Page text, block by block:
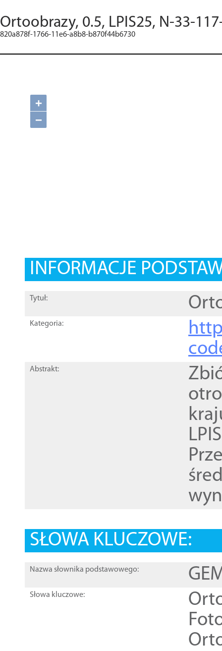
Ortoobrazy, 0.5, LPIS25, N-33-
820a878f-1766-11e6-a8b8-b870f44b6730
+
−
INFORMACJE
Tytuł:
Kategoria:
Abstrakt:
SŁOWA KLUCZOWE:
Nazwa słownika podstawowego:
Słowa kluczowe: